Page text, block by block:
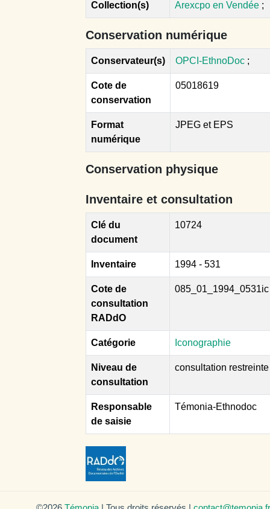
Collection(s) Arexcpo en Vendée ;
Conservation numérique
Conservateur(s) OPCI-EthnoDoc ;
Cote de
conservation
05018619
Format
numérique
JPEG et EPS
Conservation physique
Inventaire et consultation
Clé du
document
10724
Inventaire 1994 - 531
Cote de
consultation
RADdO
085_01_1994_0531ic
Catégorie Iconographie
Niveau de
consultation
consultation restreinte
Responsable
de saisie
Témonia-Ethnodoc